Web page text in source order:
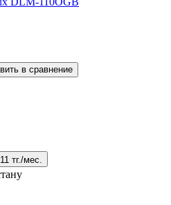
в сравнение
тг./мес.